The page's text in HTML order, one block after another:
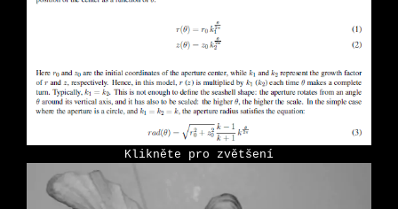
Klikněte pro zvětšení